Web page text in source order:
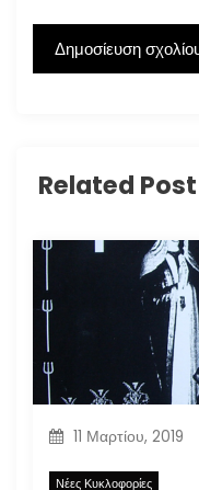
Related Post
11 Μαρτίου, 2019
Νέες Κυκλοφορίες